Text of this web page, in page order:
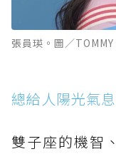
張員瑛。圖／
總給人陽光氣
雙子座的機智